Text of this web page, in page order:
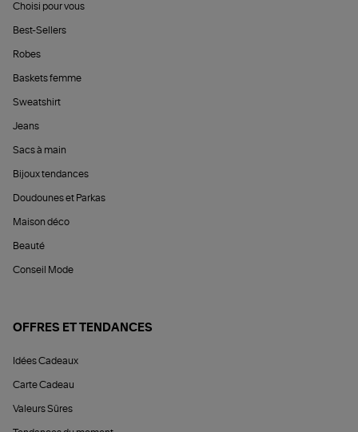
Choisi pour vous
Best-Sellers
Robes
Baskets femme
Sweatshirt
Jeans
Sacs à main
Bijoux tendances
Doudounes et Parkas
Maison déco
Beauté
Conseil Mode
OFFRES ET TENDANCES
Idées Cadeaux
Carte Cadeau
Valeurs Sûres